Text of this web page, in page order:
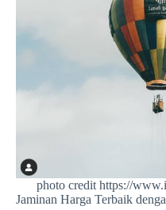
photo credit https://
Jaminan Harga Terbaik